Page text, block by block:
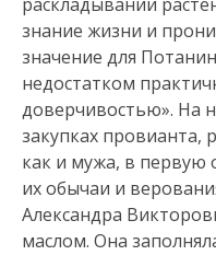
знание жизни и
значение для
недостатком
доверчивостью». На
закупках провианта,
как и мужа, в первую
их обычаи и
Александра
маслом. Она